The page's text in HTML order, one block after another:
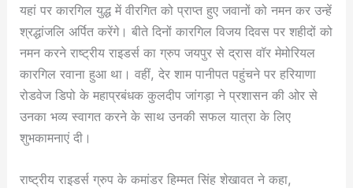
यहां पर कारगिल युद्ध में वीरगित को प्राप्त हुए जवानों को नमन कर उन्हें
श्रद्धांजलि अर्पित करेंगे। बीते दिनों कारगिल विजय दिवस पर शहीदों को
नमन करने राष्ट्रीय राइडर्स का ग्रुप जयपुर से द्रास वॉर मेमोरियल
कारगिल रवाना हुआ था। वहीं, देर शाम पानीपत पहुंचने पर हरियाणा
रोडवेज डिपो के महाप्रबंधक कुलदीप जांगड़ा ने प्रशासन की ओर से
उनका भव्य स्वागत करने के साथ उनकी सफल यात्रा के लिए
शुभकामनाएं दी।
राष्ट्रीय राइडर्स ग्रुप के कमांडर हिम्मत सिंह शेखावत ने कहा,